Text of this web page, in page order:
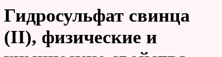
Гидросульфат свинца
(II), физические и